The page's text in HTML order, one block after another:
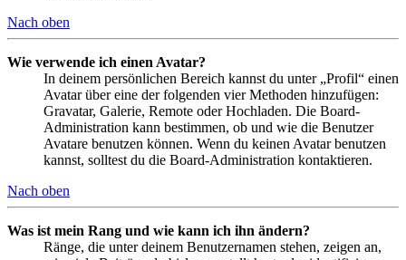
Nach oben
Wie verwende ich einen Avatar?
In deinem persönlichen Bereich kannst du unter „Profil“ einen
Avatar über eine der folgenden vier Methoden hinzufügen:
Gravatar, Galerie, Remote oder Hochladen. Die Board-
Administration kann bestimmen, ob und wie die Benutzer
Avatare benutzen können. Wenn du keinen Avatar benutzen
kannst, solltest du die Board-Administration kontaktieren.
Nach oben
Was ist mein Rang und wie kann ich ihn ändern?
Ränge, die unter deinem Benutzernamen stehen, zeigen an,